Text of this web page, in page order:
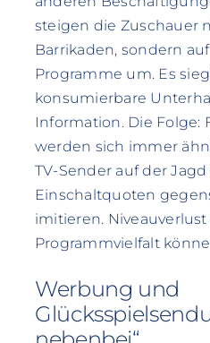
steigen die Zuschauer
Barrikaden, sondern
Programme um. Es
konsumierbare
Information. Die Folge:
werden sich immer
TV-Sender auf der Jagd
Einschaltquoten
imitieren.
Programmvielfalt
Werbung und